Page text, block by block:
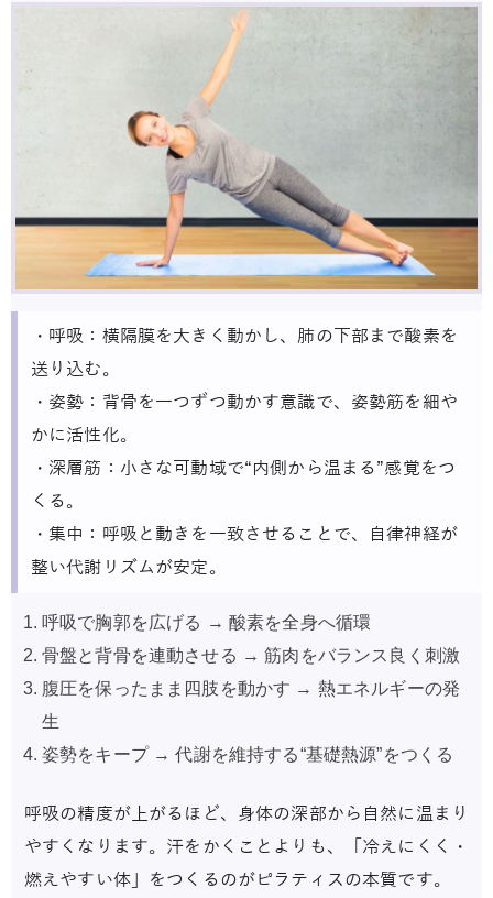
・呼吸：横隔膜を大きく動かし、肺の下部まで酸素を
送り込む。
・姿勢：背骨を一つずつ動かす意識で、姿勢筋を細や
かに活性化。
・深層筋：小さな可動域で“内側から温まる”感覚をつ
くる。
・集中：呼吸と動きを一致させることで、自律神経が
整い代謝リズムが安定。
呼吸で胸郭を広げる → 酸素を全身へ循環
骨盤と背骨を連動させる → 筋肉をバランス良く刺激
腹圧を保ったまま四肢を動かす → 熱エネルギーの発
生
姿勢をキープ → 代謝を維持する“基礎熱源”をつくる
呼吸の精度が上がるほど、身体の深部から自然に温まり
やすくなります。汗をかくことよりも、「冷えにくく・
燃えやすい体」をつくるのがピラティスの本質です。